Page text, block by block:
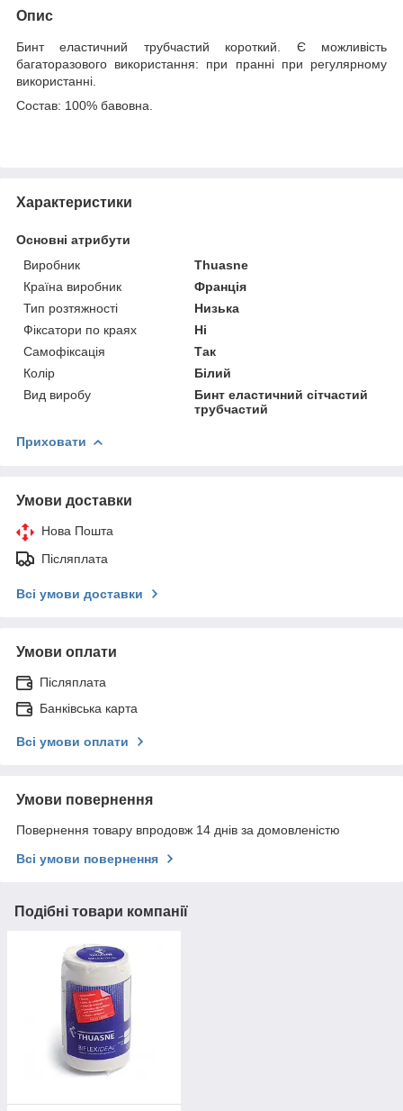
Опис
Бинт еластичний трубчастий короткий. Є можливість
багаторазового використання: при пранні при регулярному
використанні.
Состав: 100% бавовна.
Характеристики
Основні атрибути
Виробник
Thuasne
Країна виробник
Франція
Тип розтяжності
Низька
Фіксатори по краях
Ні
Самофіксація
Так
Колір
Білий
Вид виробу
Бинт еластичний сітчастий
трубчастий
Приховати
Умови доставки
Нова Пошта
Післяплата
Всі умови доставки
Умови оплати
Післяплата
Банківська карта
Всі умови оплати
Умови повернення
Повернення товару впродовж 14 днів за домовленістю
Всі умови повернення
Подібні товари компанії